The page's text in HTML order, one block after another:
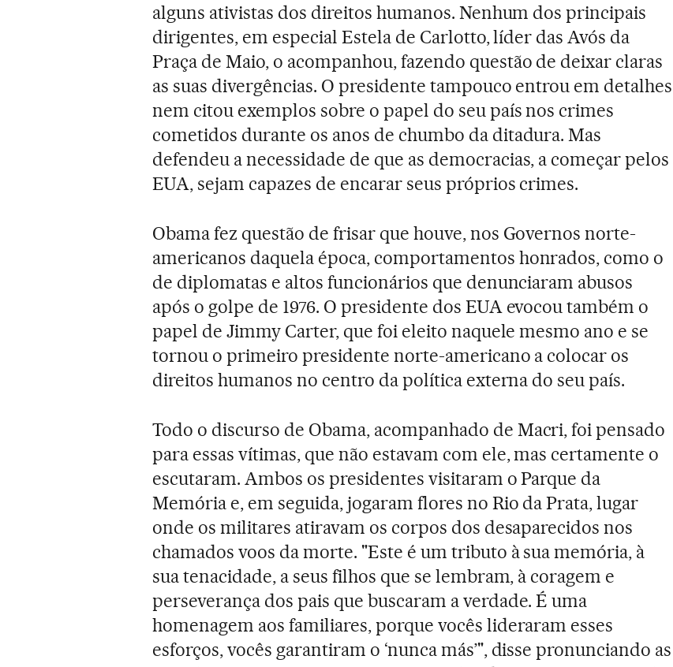
alguns ativistas dos direitos humanos. Nenhum dos principais
dirigentes, em especial Estela de Carlotto, líder das Avós da
Praça de Maio, o acompanhou, fazendo questão de deixar claras
as suas divergências. O presidente tampouco entrou em detalhes
nem citou exemplos sobre o papel do seu país nos crimes
cometidos durante os anos de chumbo da ditadura. Mas
defendeu a necessidade de que as democracias, a começar pelos
EUA, sejam capazes de encarar seus próprios crimes.
Obama fez questão de frisar que houve, nos Governos norte-
americanos daquela época, comportamentos honrados, como o
de diplomatas e altos funcionários que denunciaram abusos
após o golpe de 1976. O presidente dos EUA evocou também o
papel de Jimmy Carter, que foi eleito naquele mesmo ano e se
tornou o primeiro presidente norte-americano a colocar os
direitos humanos no centro da política externa do seu país.
Todo o discurso de Obama, acompanhado de Macri, foi pensado
para essas vítimas, que não estavam com ele, mas certamente o
escutaram. Ambos os presidentes visitaram o Parque da
Memória e, em seguida, jogaram flores no Rio da Prata, lugar
onde os militares atiravam os corpos dos desaparecidos nos
chamados voos da morte. "Este é um tributo à sua memória, à
sua tenacidade, a seus filhos que se lembram, à coragem e
perseverança dos pais que buscaram a verdade. É uma
homenagem aos familiares, porque vocês lideraram esses
esforços, vocês garantiram o ‘nunca más’", disse pronunciando as